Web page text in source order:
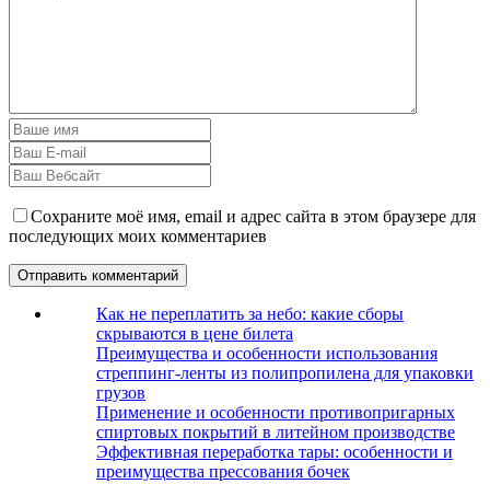
Сохраните моё имя, email и адрес сайта в этом браузере для
последующих моих комментариев
Как не переплатить за небо: какие сборы
скрываются в цене билета
Преимущества и особенности использования
стреппинг-ленты из полипропилена для упаковки
грузов
Применение и особенности противопригарных
спиртовых покрытий в литейном производстве
Эффективная переработка тары: особенности и
преимущества прессования бочек